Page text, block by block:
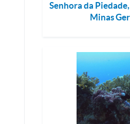
Senhora da
Minas